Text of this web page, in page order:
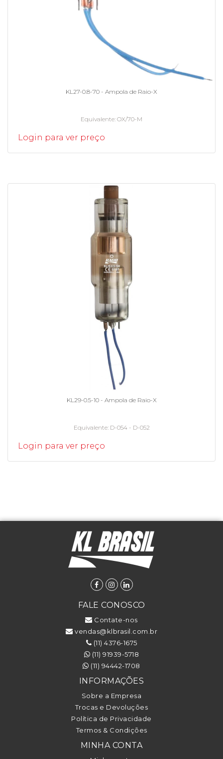
KL27-0.8-70 - Ampola de Raio-X
Equivalente OX/70-M
Login para ver preço
KL29-0.5-10 - Ampola de Raio-X
Equivalente D-054 - D-052
Login para ver preço
FALE CONOSCO
Contate-nos
vendas@klbrasil.com.br
(11) 4376-1675
(11) 91939-5718
(11) 94442-1708
INFORMAÇÕES
Sobre a Empresa
Trocas e Devoluções
Política de Privacidade
Termos & Condições
MINHA CONTA